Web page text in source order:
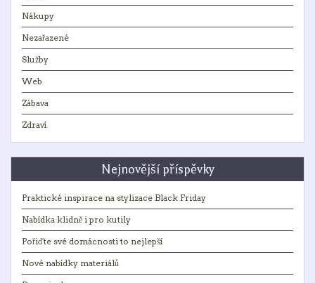
Nákupy
Nezařazené
Služby
Web
Zábava
Zdraví
Nejnovější příspěvky
Praktické inspirace na stylizace Black Friday
Nabídka klidně i pro kutily
Pořiďte své domácnosti to nejlepší
Nové nabídky materiálů